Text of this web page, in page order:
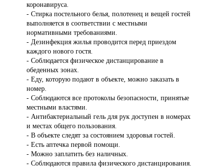
коронавируса.
- Стирка постельного белья, полотенец и вещей гостей
выполняется в соответствии с местными
нормативными требованиями.
- Дезинфекция жилья проводится перед приездом
каждого нового гостя.
- Соблюдается физическое дистанцирование в
обеденных зонах.
- Еду, которую подают в объекте, можно заказать в
номер.
- Соблюдаются все протоколы безопасности, принятые
местными властями.
- Антибактериальный гель для рук доступен в номерах
и местах общего пользования.
- В объекте следят за состоянием здоровья гостей.
- Есть аптечка первой помощи.
- Можно заплатить без наличных.
- Соблюдаются правила физического дистанцирования.